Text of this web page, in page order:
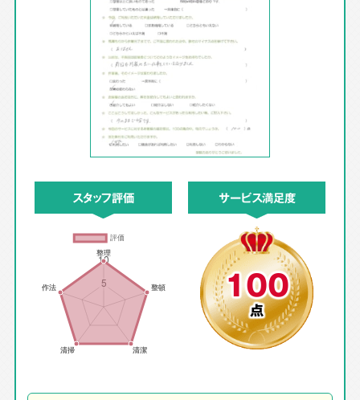
スタッフ評価 サービス満足度
100
点